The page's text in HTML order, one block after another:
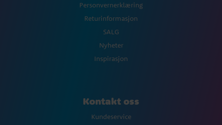
Personvernerklæring
Returinformasjon
SALG
Nyheter
Inspirasjon
Kontakt oss
Kundeservice